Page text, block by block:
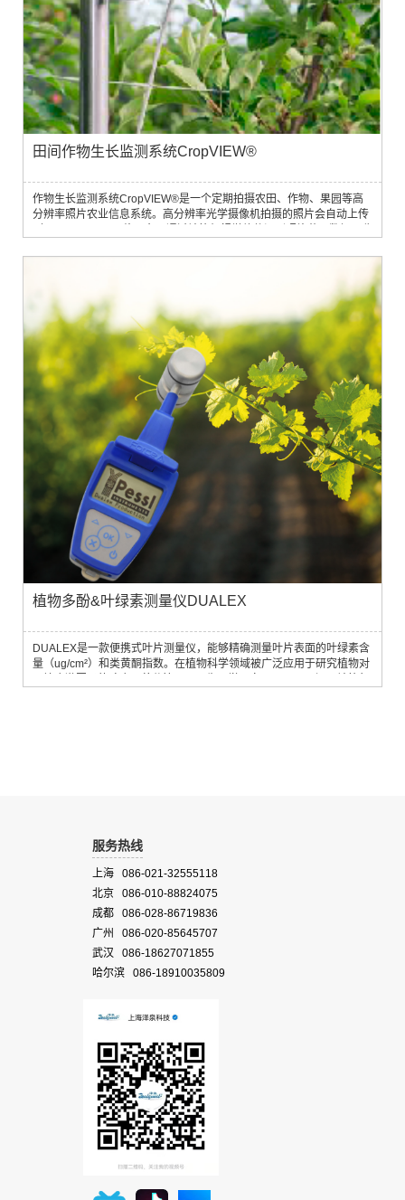
田间作物生长监测系统CropVIEW®
作物生长监测系统CropVIEW®是一个定期拍摄农田、作物、果园等高
分辨率照片农业信息系统。高分辨率光学摄像机拍摄的照片会自动上传
于苹果），检查种子的发芽情况，肥效状况和杀虫剂对作物生长的影
植物多酚&叶绿素测量仪DUALEX
DUALEX是一款便携式叶片测量仪，能够精确测量叶片表面的叶绿素含
量（ug/cm²）和类黄酮指数。在植物科学领域被广泛应用于研究植物对
服务热线
上海 086-021-32555118
北京 086-010-88824075
成都 086-028-86719836
广州 086-020-85645707
武汉 086-18627071855
哈尔滨 086-18910035809